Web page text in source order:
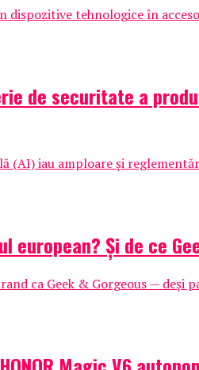
tehnologice în
de securitate a
(AI) iau amploare și
Și de ce
ca Geek & Gorgeous — deși